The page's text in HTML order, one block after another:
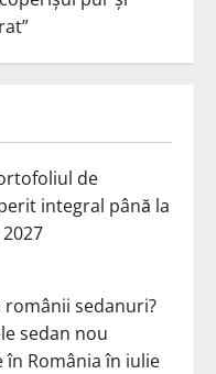
de
integral până la
românii sedanuri?
sedan nou
România în iulie